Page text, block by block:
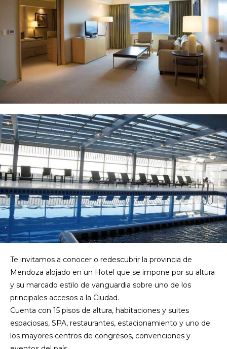
Te invitamos a conocer o redescubrir la provincia de
Mendoza alojado en un Hotel que se impone por su altura
y su marcado estilo de vanguardia sobre uno de los
principales accesos a la Ciudad.
Cuenta con 15 pisos de altura, habitaciones y suites
espaciosas, SPA, restaurantes, estacionamiento y uno de
los mayores centros de congresos, convenciones y